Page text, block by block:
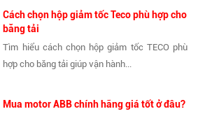
Cách chọn hộp giảm tốc Teco phù hợp cho
băng tải
Tìm hiểu cách chọn hộp giảm tốc TECO phù
hợp cho băng tải giúp vận hành...
Mua motor ABB chính hãng giá tốt ở đâu?